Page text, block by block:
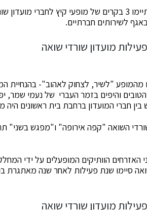
בשבוע שעבר הסתיימו 3 בקרים של מופעי קיץ
לשירותים חברתיים.
מהמופע "לשיר, לצחוק לאהוב"- בהנחיית
והיפים בזמר העברי של נעמי שמר,
בין חברי המועדון ברחבת בית ראשונים היה
שורדי השואה "קפה אירופה" ו"מפגש
האזרחים הוותיקים המופעלים על ידי
סיימו שנת פעילות לאחר שנה